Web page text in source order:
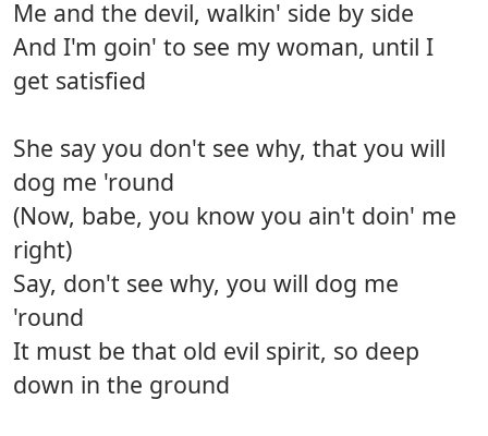
Me and the devil, walkin' side by side
And I'm goin' to see my woman, until I
get satisfied
She say you don't see why, that you will
dog me 'round
(Now, babe, you know you ain't doin' me
right)
Say, don't see why, you will dog me
'round
It must be that old evil spirit, so deep
down in the ground